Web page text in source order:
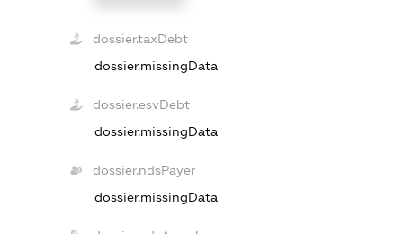
dossier.taxDebt
dossier.missingData
dossier.esvDebt
dossier.missingData
dossier.ndsPayer
dossier.missingData